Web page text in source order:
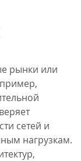
рынки или
сетей и
нагрузкам.